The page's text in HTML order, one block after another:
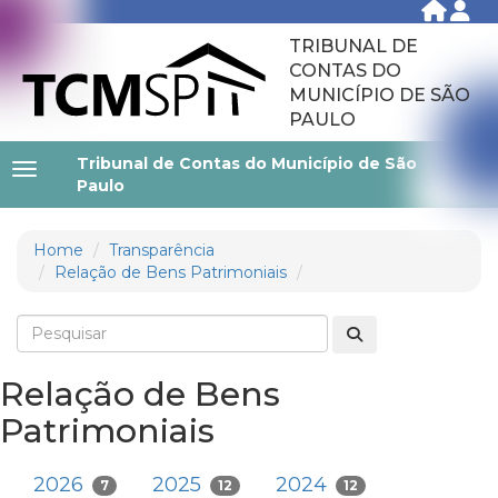
TRIBUNAL DE
CONTAS DO
MUNICÍPIO DE SÃO
PAULO
Tribunal de Contas do Município de São
Paulo
Home
Transparência
Relação de Bens Patrimoniais
Relação de Bens
Patrimoniais
2026 7 2025 12 2024 12